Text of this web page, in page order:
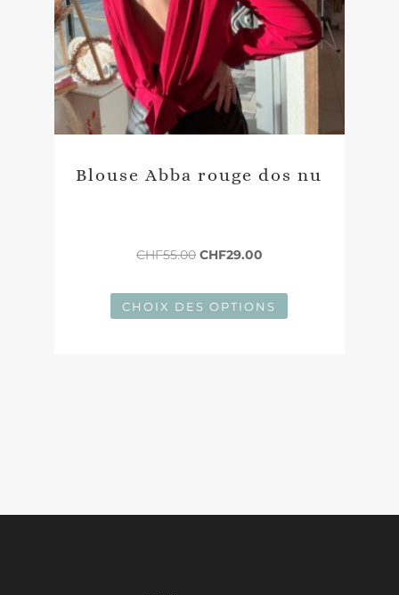
Blouse Abba rouge dos nu
CHF55.00 Le
initial
était :
CHF29.00Le
actuel
est :
CHOIX DES OPTIONS